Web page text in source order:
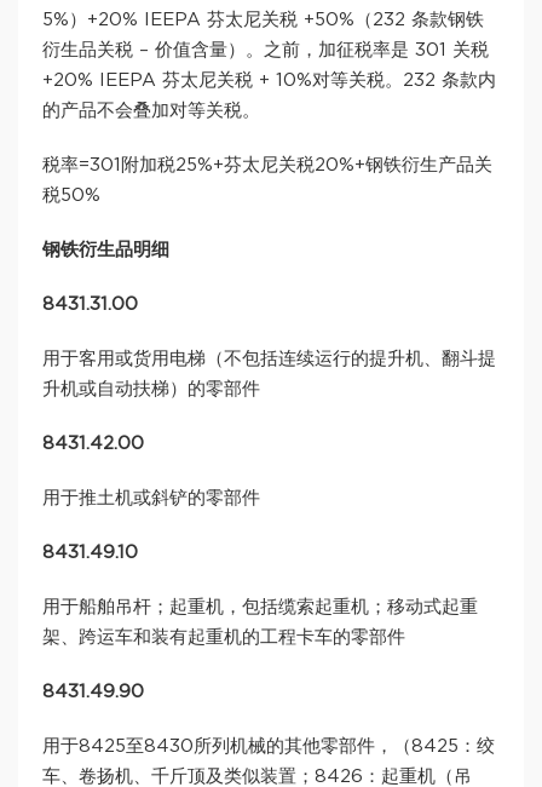
5%）+20% IEEPA 芬太尼关税 +50%（232 条款钢铁
衍生品关税 – 价值含量）。之前，加征税率是 301 关税
+20% IEEPA 芬太尼关税 + 10%对等关税。232 条款内
的产品不会叠加对等关税。
税率=301附加税25%+芬太尼关税20%+钢铁衍生产品关
税50%
钢铁衍生品明细
8431.31.00
用于客用或货用电梯（不包括连续运行的提升机、翻斗提
升机或自动扶梯）的零部件
8431.42.00
用于推土机或斜铲的零部件
8431.49.10
用于船舶吊杆；起重机，包括缆索起重机；移动式起重
架、跨运车和装有起重机的工程卡车的零部件
8431.49.90
用于8425至8430所列机械的其他零部件，（8425：绞
车、卷扬机、千斤顶及类似装置；8426：起重机（吊